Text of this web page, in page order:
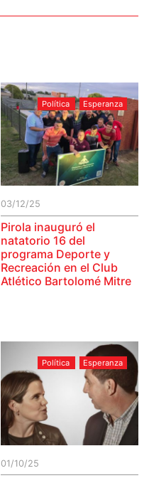
Política Esperanza
03/12/25
Pirola inauguró el
natatorio 16 del
programa Deporte y
Recreación en el Club
Atlético Bartolomé Mitre
Política Esperanza
01/10/25